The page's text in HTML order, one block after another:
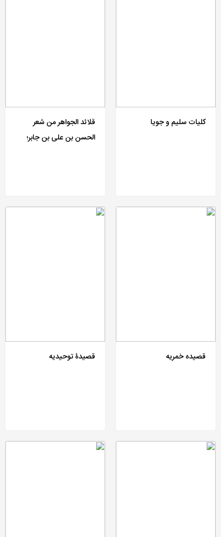
کلیات سلیم و جویا
قلائد الجواهر من شعر
الحسن بن علی بن جابر؛
قصیده خمریه قصیدۀ توحیدیه